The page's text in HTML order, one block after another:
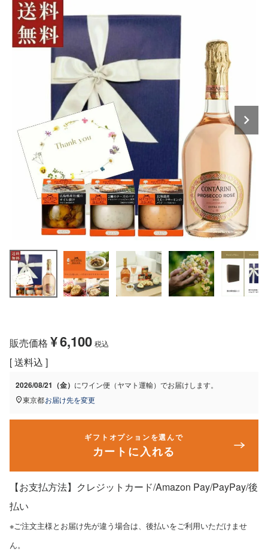
販売価格 ¥6,100 税込
送料込
2026/08/21（金） にワイン便（ヤマト運輸） でお届けします。
東京都お届け先を変更
ギフトオプションを選んで
カートに入れる
【お支払方法】クレジットカード/Amazon Pay/PayPay/後
払い
※ご注文主様とお届け先が違う場合は、後払いをご利用いただけませ
ん。